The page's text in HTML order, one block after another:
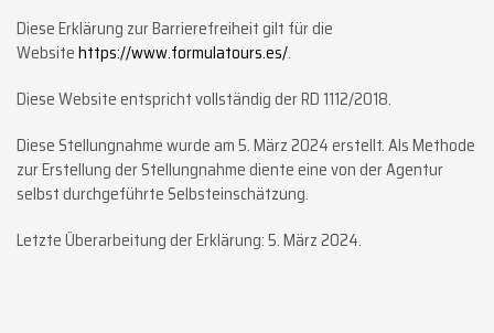
Diese Erklärung zur Barrierefreiheit gilt für die
Websitehttps://www.formulatours.es/.
Diese Website entspricht vollständig der RD 1112/2018.
Diese Stellungnahme wurde am 5. März 2024 erstellt. Als Methode
zur Erstellung der Stellungnahme diente eine von der Agentur
selbst durchgeführte Selbsteinschätzung.
Letzte Überarbeitung der Erklärung: 5. März 2024.